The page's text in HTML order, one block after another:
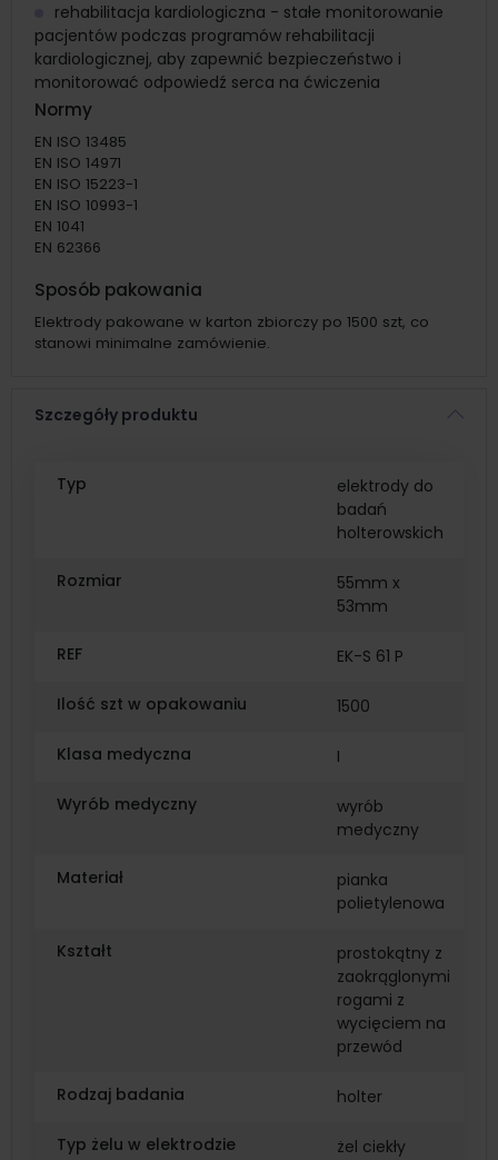
rehabilitacja kardiologiczna - stałe monitorowanie
pacjentów podczas programów rehabilitacji
kardiologicznej, aby zapewnić bezpieczeństwo i
monitorować odpowiedź serca na ćwiczenia
Normy
EN ISO 13485
EN ISO 14971
EN ISO 15223-1
EN ISO 10993-1
EN 1041
EN 62366
Sposób pakowania
Elektrody pakowane w karton zbiorczy po 1500 szt, co
stanowi minimalne zamówienie.
Szczegóły produktu
Typ
elektrody do
badań
holterowskich
Rozmiar
55mm x
53mm
REF EK-S 61 P
Ilość szt w opakowaniu 1500
Klasa medyczna I
Wyrób medyczny
wyrób
medyczny
Materiał
pianka
polietylenowa
Kształt
prostokątny z
zaokrąglonymi
rogami z
wycięciem na
przewód
Rodzaj badania holter
Typ żelu w elektrodzie żel ciekły